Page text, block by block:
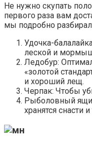
Не нужно скупать
первого раза вам
мы подробно
Удочка-
леской и
Ледобур:
«золотой
и хороший лещ.
Черпак: Чтобы
Рыболовный
хранятся снасти